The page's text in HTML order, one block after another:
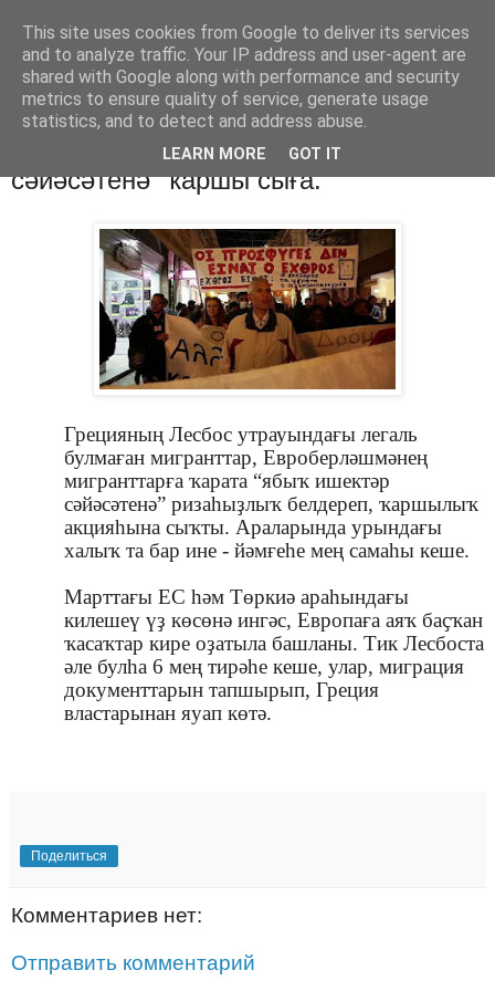
Хәбәрҙәр
среда, 19 октября 2016 г.
Лесбос: мигранттар “ябыҡ ишектәр
сәйәсәтенә” ҡаршы сыға.
Грецияның Лесбос утрауындағы легаль
булмаған мигранттар, Евроберләшмәнең
мигранттарға ҡарата “ябыҡ ишектәр
сәйәсәтенә” ризаһыҙлыҡ белдереп, ҡаршылыҡ
акцияһына сыҡты. Араларында урындағы
халыҡ та бар ине - йәмғеһе мең самаһы кеше.
Марттағы ЕС һәм Төркиә араһындағы
килешеү үҙ көсөнә ингәс, Европаға аяҡ баҫҡан
ҡасаҡтар кире оҙатыла башланы. Тик Лесбоста
әле булһа 6 мең тирәһе кеше, улар, миграция
документтарын тапшырып, Греция
властарынан яуап көтә.
Поделиться
Комментариев нет:
Отправить комментарий
This site uses cookies from Google to deliver its services
and to analyze traffic. Your IP address and user-agent are
shared with Google along with performance and security
metrics to ensure quality of service, generate usage
statistics, and to detect and address abuse.
LEARN MORE GOT IT